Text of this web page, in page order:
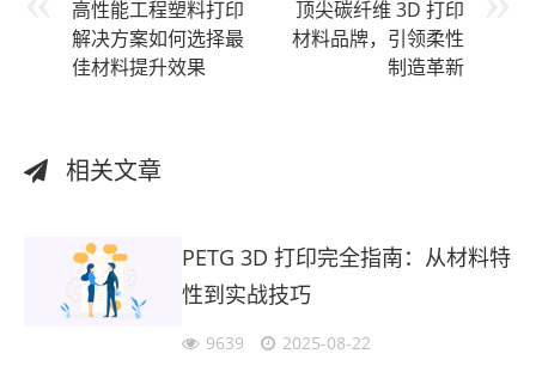
高性能工程塑料打印
解决方案如何选择最
佳材料提升效果
顶尖碳纤维 3D 打印
材料品牌，引领柔性
制造革新
相关文章
PETG 3D 打印完全指南：从材料特
性到实战技巧
9639 2025-08-22